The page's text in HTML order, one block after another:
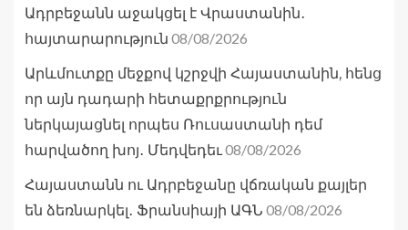
Ադրբեջանն աջակցել է Վրաստանին․
հայտարարություն 08/08/2026
Արևմուտքը մեջքով կշրջվի Հայաստանին, հենց
որ այն դադարի հետաքրքրություն
ներկայացնել որպես Ռուսաստանի դեմ
հարվածող խոյ․ Մեդվեդեւ08/08/2026
Հայաստանն ու Ադրբեջանը վճռական քայլեր
են ձեռնարկել․ Ֆրանսիայի ԱԳՆ 08/08/2026